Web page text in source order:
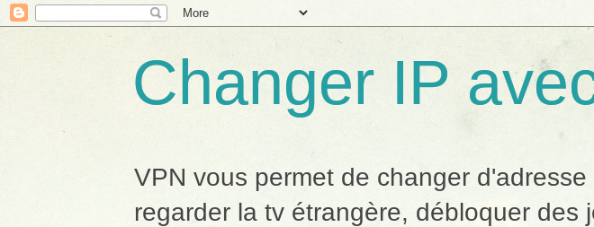
Changer IP
VPN vous permet de changer
regarder la tv étrangère, débloquer